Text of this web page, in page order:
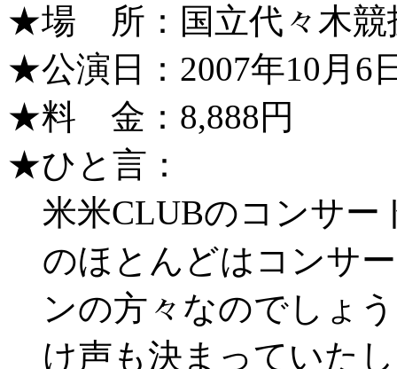
★場 所：国立代々木競
★公演日：2007年10月6
★料 金：8,888円
★ひと言：
米米CLUBのコンサー
のほとんどはコンサ
ンの方々なのでしょ
け声も決まっていた